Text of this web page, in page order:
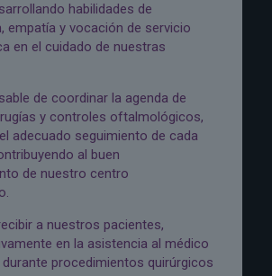
habilidades de
empatía y vocación de servicio
en el cuidado de nuestras
de coordinar la agenda de
y controles oftalmológicos,
adecuado seguimiento de cada
al buen
de nuestro centro
a nuestros pacientes,
en la asistencia al médico
procedimientos quirúrgicos